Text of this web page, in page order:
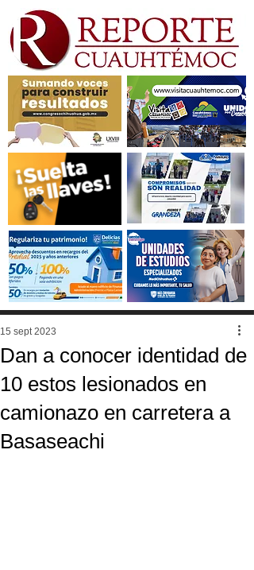
Dan a conocer identidad de
10 estos lesionados en
camionazo en carretera a
Basaseachi
15 sept 2023